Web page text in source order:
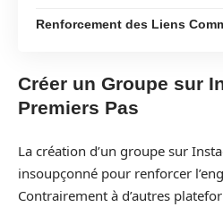
Renforcement des Liens
Créer un Groupe sur
Premiers Pas
La création d’un groupe sur
insoupçonné pour renforcer
Contrairement à d’autres